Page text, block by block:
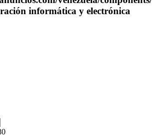
informática y electrónica